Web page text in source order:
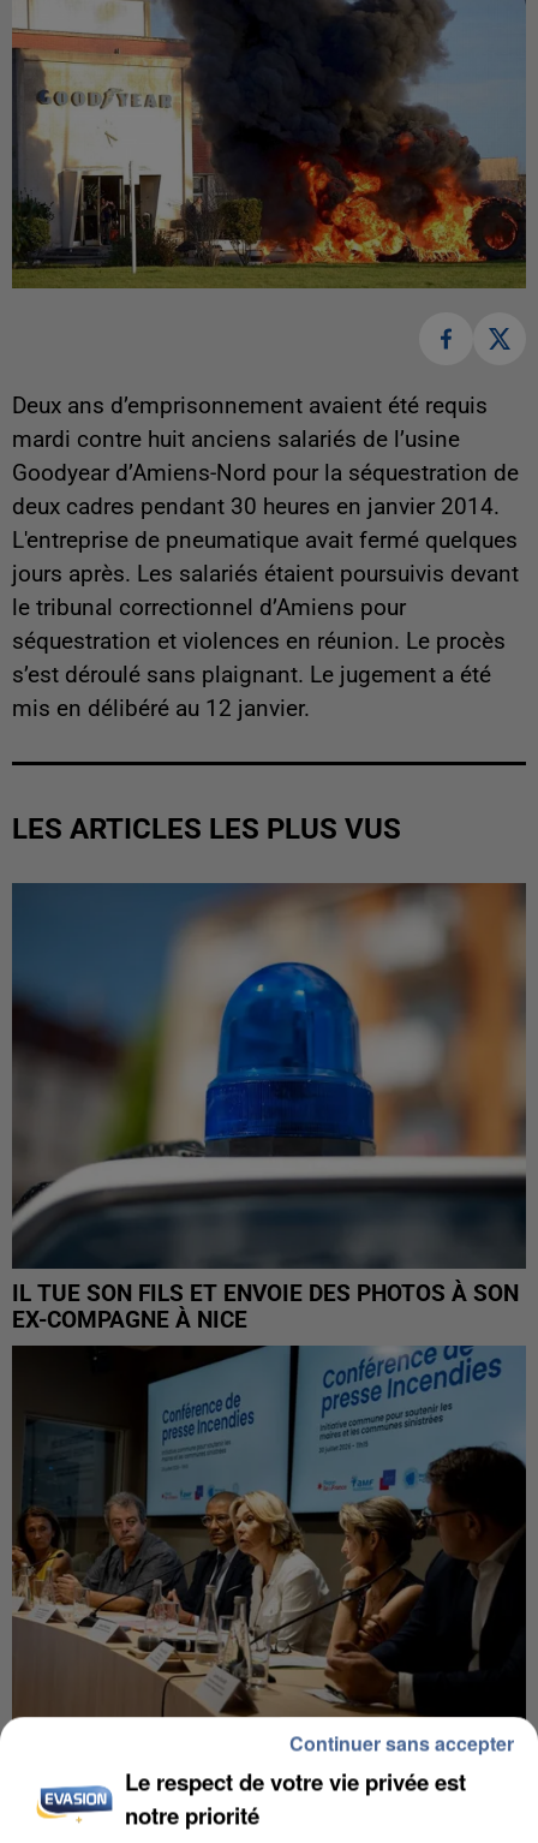
Deux ans d’emprisonnement avaient été requis
mardi contre huit anciens salariés de l’usine
Goodyear d’Amiens-Nord pour la séquestration de
deux cadres pendant 30 heures en janvier 2014.
L'entreprise de pneumatique avait fermé quelques
jours après. Les salariés étaient poursuivis devant
le tribunal correctionnel d’Amiens pour
séquestration et violences en réunion. Le procès
s’est déroulé sans plaignant. Le jugement a été
mis en délibéré au 12 janvier.
LES ARTICLES LES PLUS VUS
IL TUE SON FILS ET ENVOIE DES PHOTOS À SON
EX-COMPAGNE À NICE
INCENDIES : L’ÎLE-DE-FRANCE LANCE UN ÉLAN
DE SOLIDARITÉ AVEC LES...
Le respect de votre vie privée est
notre priorité
Continuer sans accepter